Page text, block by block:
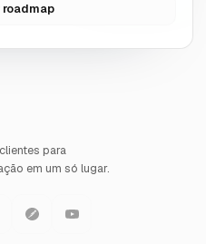
roadmap
para
em um só lugar.